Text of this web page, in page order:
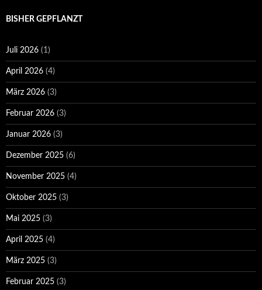
BISHER GEPFLANZT
Juli 2026 (1)
April 2026 (4)
März 2026 (3)
Februar 2026 (3)
Januar 2026 (3)
Dezember 2025 (6)
November 2025 (4)
Oktober 2025 (3)
Mai 2025 (3)
April 2025 (4)
März 2025 (3)
Februar 2025 (3)